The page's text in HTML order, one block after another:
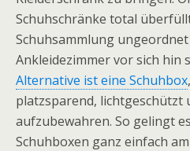
Schuhschränke total
Schuhsammlung
Ankleidezimmer vor sich hin
Alternative ist eine Schuhbox
platzsparend, lichtgeschützt
aufzubewahren. So gelingt
Schuhboxen ganz einfach